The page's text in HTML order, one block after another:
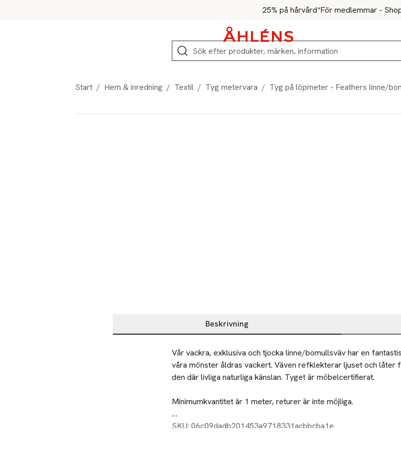
25% på hårvård*För medlemmar -
Sök
Start / Hem & inredning / Textil / Tyg metervara / Tyg på löpmeter - Feathers linne/
Beskrivning
Beskrivning
Vår vackra, exklusiva och tjocka linne/bomullsväv har en
våra mönster åldras vackert. Väven refklekterar ljuset och låter
den där livliga naturliga känslan. Tyget
Minimumkvantitet är 1 meter, returer är inte möjliga.
Material: 45% linne/ 55% bomull
SKU: 06c09dadb201453a9718331acbbcba1e